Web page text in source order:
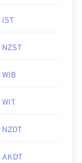
IST
NZST
WIB
WIT
NZDT
AKDT